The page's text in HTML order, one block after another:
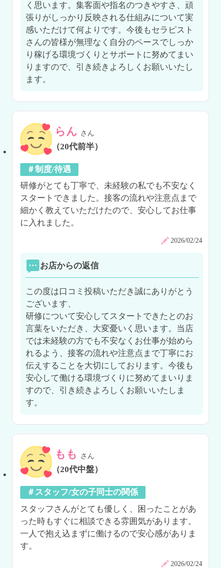
く思います。集客面や指名のつきやすさ、頑
張りがしっかり反映される仕組みについて実
感いただけて何よりです。今後もセラピスト
さんの皆様が無理なく自分のペースでしっか
り稼げる環境づくりとサポートに努めてまい
りますので、引き続きよろしくお願いいたし
ます。
らん さん
（20代前半）
＃制度/待遇
研修がとても丁寧で、未経験の私でも不安なく
スタートできました。接客の流れや注意点まで
細かく教えていただけたので、安心してお仕事
に入れました。
2026/02/24
お店からの返信
この度は口コミ投稿いただき誠にありがとう
ございます、
研修について安心してスタートできたとのお
言葉をいただき、大変憂いく思います。当店
では未経験の方でも不安なくお仕事が始めら
れるよう、接客の流れや注意点まで丁寧にお
伝えすることを大切にしております。今後も
安心して働ける環境づくりに努めてまいりま
すので、引き続きよろしくお願いいたしま
す。
もも さん
（20代中盤）
＃スタッフ/女の子同士の関係
スタッフさんがとても優しく、困ったことがあ
った時もすぐに相談できる雰囲気があります。
一人で抱え込まずに働けるので安心感がありま
す。
2026/02/24